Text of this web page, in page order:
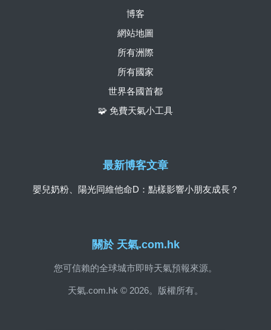
關於 天氣.com.hk
您可信賴的全球城市即時天氣預報來源。
天氣.com.hk © 2026。版權所有。
博客
網站地圖
所有洲際
所有國家
世界各國首都
🧩 免費天氣小工具
最新博客文章
嬰兒奶粉、陽光同維他命D：點樣影響小朋友成長？